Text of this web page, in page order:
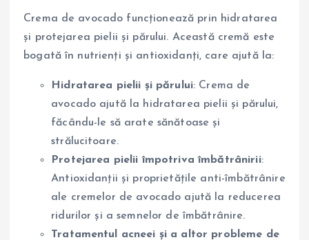
Crema de avocado funcționează prin hidratarea
și protejarea pielii și părului. Această cremă este
bogată în nutrienți și antioxidanți, care ajută la:
Hidratarea pielii și părului: Crema de
avocado ajută la hidratarea pielii și părului,
făcându-le să arate sănătoase și
strălucitoare.
Protejarea pielii împotriva îmbătrânirii:
Antioxidanții și proprietățile anti-îmbătrânire
ale cremelor de avocado ajută la reducerea
ridurilor și a semnelor de îmbătrânire.
Tratamentul acneei și a altor probleme de